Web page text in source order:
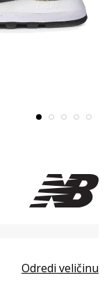
Odredi veličinu